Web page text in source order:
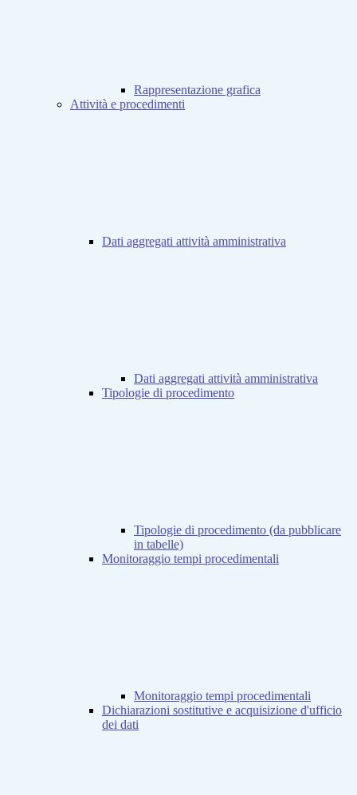
Rappresentazione grafica
Attività e procedimenti
Dati aggregati attività amministrativa
Dati aggregati attività amministrativa
Tipologie di procedimento
Tipologie di procedimento (da pubblicare
in tabelle)
Monitoraggio tempi procedimentali
Monitoraggio tempi procedimentali
Dichiarazioni sostitutive e acquisizione d'ufficio
dei dati